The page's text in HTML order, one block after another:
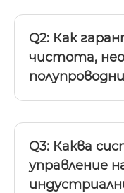
Q2: Как
чистота,
Q3: Каква
управление